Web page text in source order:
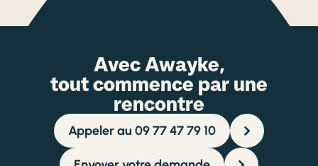
Avec Awayke,
tout commence par une
rencontre
Appeler au 09 77 47 79 10